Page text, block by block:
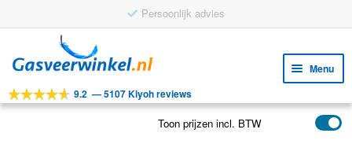
Persoonlijk advies
door
navigatie
naar
inhoud
Menu
Tools 9.2 —5107 Kiyoh reviews
Toon prijzen incl. BTW